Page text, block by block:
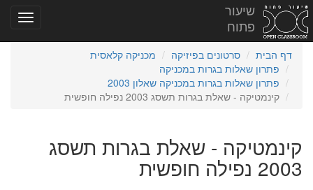
שיעור
פתוח
דף הבית סרטונים בפיזיקה
מכניקה קלאסית
פתרון שאלות בגרות במכניקה
פתרון שאלות בגרות במכניקה שאלון 2003
קינמטיקה - שאלת בגרות תשסג 2003 נפילה חופשית
קינמטיקה - שאלת בגרות תשסג
2003 נפילה חופשית